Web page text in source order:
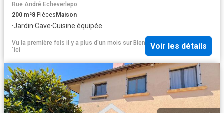
Rue André Echeverlepo
200 m²8 PiècesMaison
·Jardin·Cave·Cuisine équipée
Vu la première fois il y a plus d'un mois sur Bien
´ici
Voir les détails